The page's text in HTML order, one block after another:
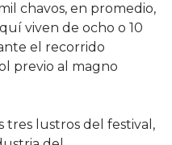
chavos, en promedio,
viven de ocho o 10
el recorrido
previo al magno
lustros del festival,